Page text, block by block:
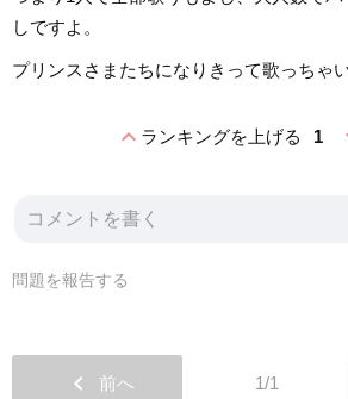
しですよ。
プリンスさまたちになりきって歌っちゃ
expand_lessランキングを上げる 1
問題を報告する
chevron_left 前へ 1/1